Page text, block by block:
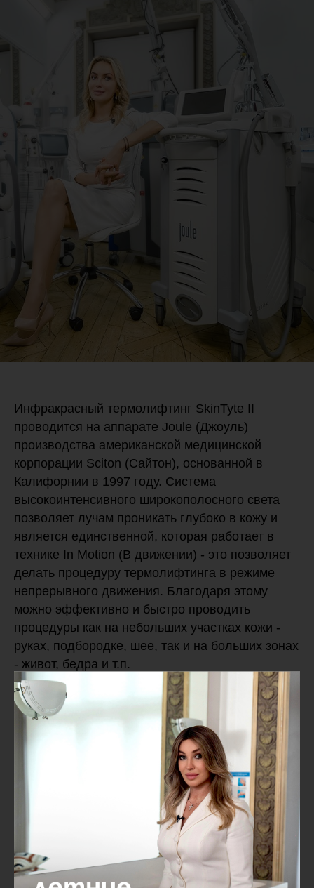
Инфракрасный термолифтинг SkinTyte II
проводится на аппарате Joule (Джоуль)
производства американской медицинской
корпорации Sciton (Сайтон), основанной в
Калифорнии в 1997 году. Система
высокоинтенсивного широкополосного света
позволяет лучам проникать глубоко в кожу и
является единственной, которая работает в
технике In Motion (В движении) - это позволяет
делать процедуру термолифтинга в режиме
непрерывного движения. Благодаря этому
можно эффективно и быстро проводить
процедуры как на небольших участках кожи -
руках, подбородке, шее, так и на больших зонах
- живот, бедра и т.п.
Результаты
Ярко выраженного лифтинг-эффекта
можно добиться за один курс из 3-6
процедур, которые проводят каждые 10-14